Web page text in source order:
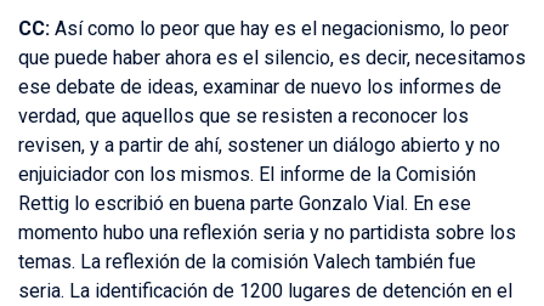
CC: Así como lo peor que hay es el negacionismo, lo peor
que puede haber ahora es el silencio, es decir, necesitamos
ese debate de ideas, examinar de nuevo los informes de
verdad, que aquellos que se resisten a reconocer los
revisen, y a partir de ahí, sostener un diálogo abierto y no
enjuiciador con los mismos. El informe de la Comisión
Rettig lo escribió en buena parte Gonzalo Vial. En ese
momento hubo una reflexión seria y no partidista sobre los
temas. La reflexión de la comisión Valech también fue
seria. La identificación de 1200 lugares de detención en el